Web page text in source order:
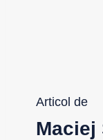
Articol de
Maciej